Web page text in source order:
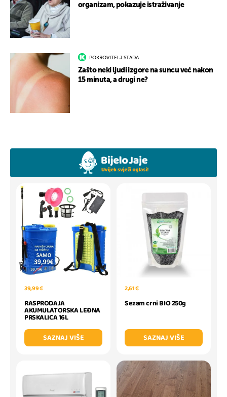
organizam, pokazuje istraživanje
POKROVITELJ STADA
Zašto neki ljudi izgore na suncu već nakon
15 minuta, a drugi ne?
39,99 €
RASPRODAJA
AKUMULATORSKA LEĐNA
PRSKALICA 16L
SAZNAJ VIŠE
2,61 €
Sezam crni BIO 250g
SAZNAJ VIŠE